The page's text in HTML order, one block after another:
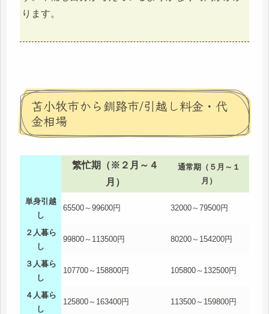
ります。
苫小牧市から釧路市/引越し料金・代
金相場
繁忙期（※２月～４
月）
通常期（５月～１
月）
単身引越
し
65500～99600円 32000～79500円
２人暮ら
し
99800～113500円 80200～154200円
３人暮ら
し
107700～158800円 105800～132500円
４人暮ら
し
125800～163400円 113500～159800円